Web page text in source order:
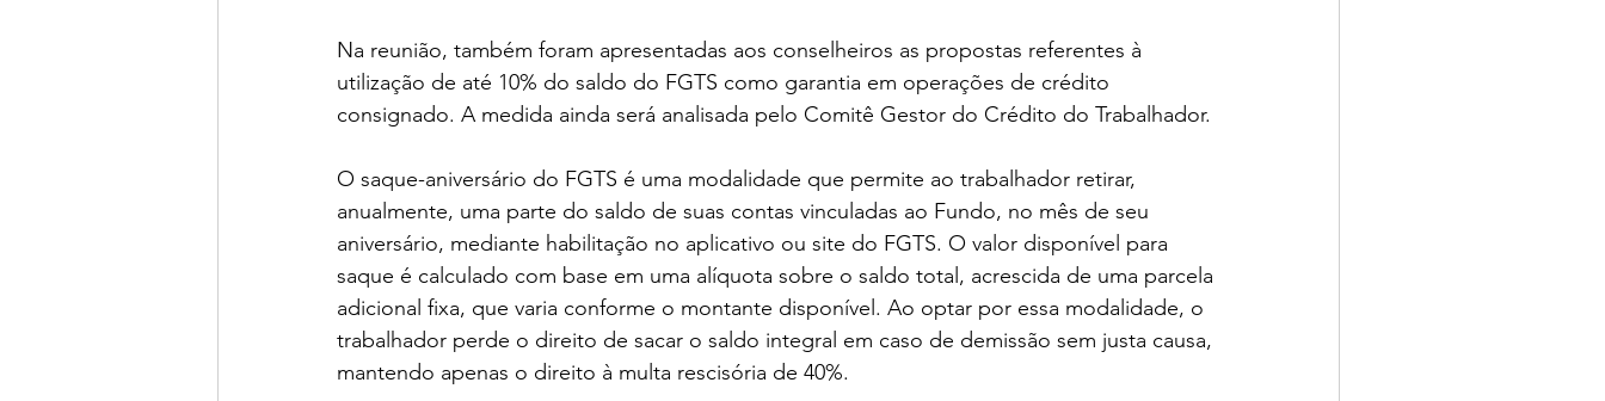
Na reunião, também foram apresentadas aos conselheiros as propostas referentes à
utilização de até 10% do saldo do FGTS como garantia em operações de crédito
consignado. A medida ainda será analisada pelo Comitê Gestor do Crédito do Trabalhador.
O saque-aniversário do FGTS é uma modalidade que permite ao trabalhador retirar,
anualmente, uma parte do saldo de suas contas vinculadas ao Fundo, no mês de seu
aniversário, mediante habilitação no aplicativo ou site do FGTS. O valor disponível para
saque é calculado com base em uma alíquota sobre o saldo total, acrescida de uma parcela
adicional fixa, que varia conforme o montante disponível. Ao optar por essa modalidade, o
trabalhador perde o direito de sacar o saldo integral em caso de demissão sem justa causa,
mantendo apenas o direito à multa rescisória de 40%.